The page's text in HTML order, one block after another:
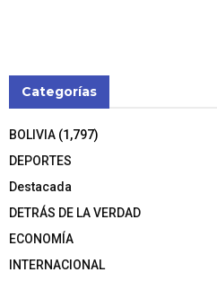
Categorías
BOLIVIA (1,797)
DEPORTES
Destacada
DETRÁS DE LA VERDAD
ECONOMÍA
INTERNACIONAL